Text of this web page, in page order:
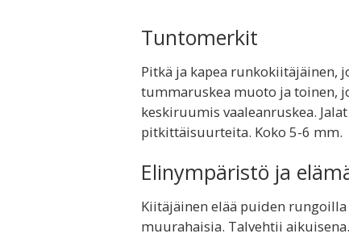
Tuntomerkit
Pitkä ja kapea runkokiitäjäinen,
tummaruskea muoto ja toinen,
keskiruumis vaaleanruskea.
pitkittäisuurteita. Koko 5-6 mm.
Elinympäristö ja
Kiitäjäinen elää puiden
muurahaisia. Talvehtii aikuisena.